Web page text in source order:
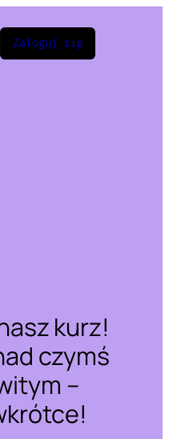
Zaloguj się
kurz!
czymś
–